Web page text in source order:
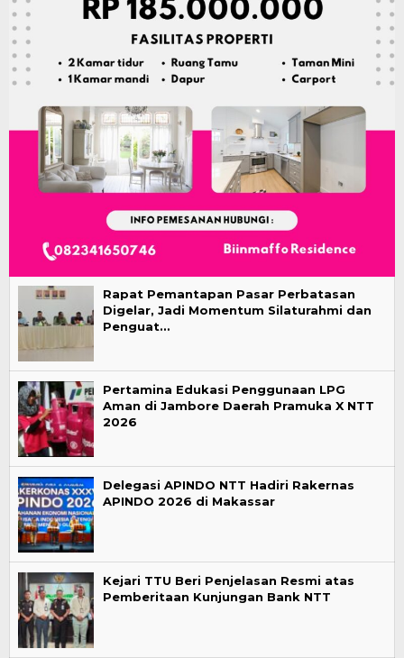
Rapat Pemantapan Pasar Perbatasan
Digelar, Jadi Momentum Silaturahmi dan
Penguat…
Pertamina Edukasi Penggunaan LPG
Aman di Jambore Daerah Pramuka X NTT
2026
Delegasi APINDO NTT Hadiri Rakernas
APINDO 2026 di Makassar
Kejari TTU Beri Penjelasan Resmi atas
Pemberitaan Kunjungan Bank NTT